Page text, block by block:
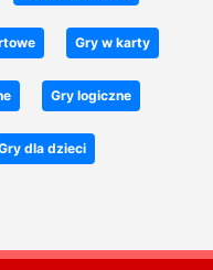
Gry w karty
Gry logiczne
dla dzieci